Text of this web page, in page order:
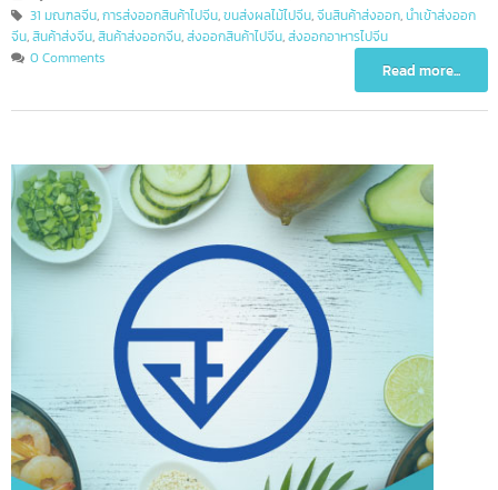
ByIntBizTH นำเข้า-ส่งออกสินค้า(ไทย-จีน),บทความ
31 มณฑลจีน, จีนสินค้าส่งออก,นำเข้าส่งออ
ส่งออกอาหารไปจีน
Read more...